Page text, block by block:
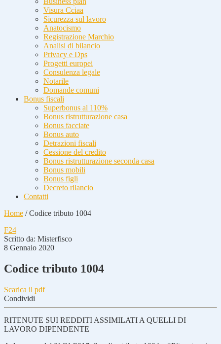
Visura Cciaa
Sicurezza sul lavoro
Anatocismo
Registrazione Marchio
Analisi di bilancio
Privacy e Dps
Progetti europei
Consulenza legale
Notarile
Domande comuni
Bonus fiscali
Superbonus al 110%
Bonus ristrutturazione casa
Bonus facciate
Bonus auto
Detrazioni fiscali
Cessione del credito
Bonus ristrutturazione seconda casa
Bonus mobili
Bonus figli
Decreto rilancio
Contatti
Home /Codice tributo 1004
F24
Scritto da: Misterfisco
8 Gennaio 2020
Codice tributo 1004
Scarica il pdf
Condividi
RITENUTE SUI REDDITI ASSIMILATI A QUELLI DI
LAVORO DIPENDENTE